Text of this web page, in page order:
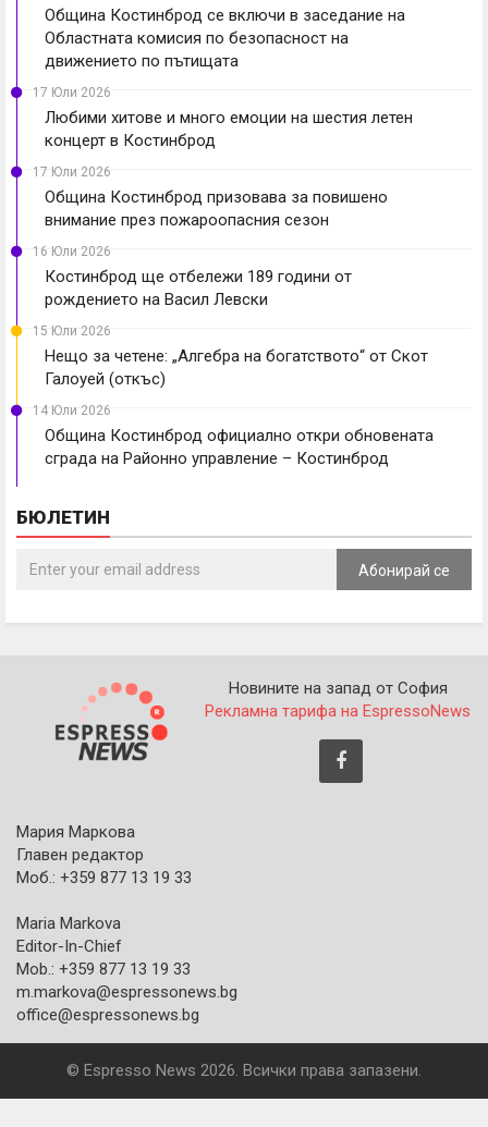
Община Костинброд се включи в заседание на
Областната комисия по безопасност на
движението по пътищата
17 Юли 2026
Любими хитове и много емоции на шестия летен
концерт в Костинброд
17 Юли 2026
Община Костинброд призовава за повишено
внимание през пожароопасния сезон
16 Юли 2026
Костинброд ще отбележи 189 години от
рождението на Васил Левски
15 Юли 2026
Нещо за четене: „Алгебра на богатството“ от Скот
Галоуей (откъс)
14 Юли 2026
Община Костинброд официално откри обновената
сграда на Районно управление – Костинброд
БЮЛЕТИН
Абонирай се
Новините на запад от София
Рекламна тарифа на EspressoNews
Мария Маркова
Главен редактор
Моб.: +359 877 13 19 33
Maria Markova
Editor-In-Chief
Mob.: +359 877 13 19 33
m.markova@espressonews.bg
office@espressonews.bg
© Espresso News 2026. Всички права запазени.